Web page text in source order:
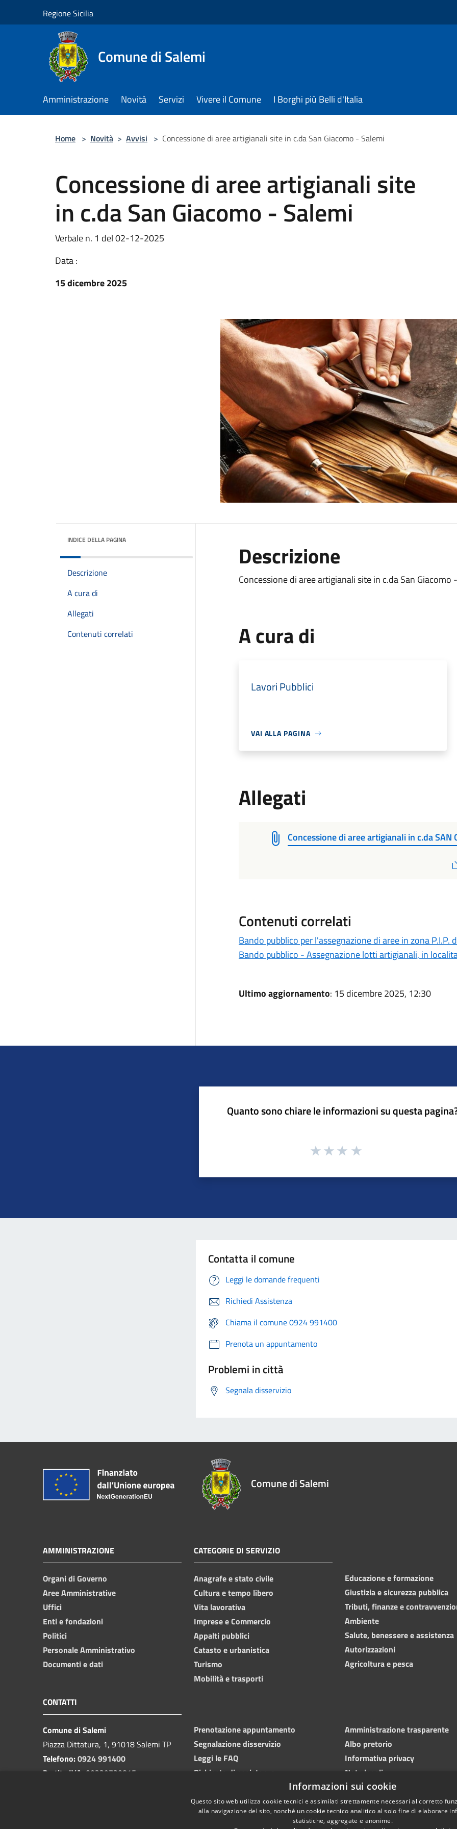
Regione Sicilia
Comune di Salemi
Amministrazione Novità Servizi Vivere il Comune I Borghi più Belli d'Italia
Home > Novità > Avvisi > Concessione di aree artigianali site in c.da San Giacomo - Salemi
Concessione di aree artigianali site
in c.da San Giacomo - Salemi
Verbale n. 1 del 02-12-2025
Data :
15 dicembre 2025
INDICE DELLA PAGINA
Descrizione
A cura di
Allegati
Contenuti correlati
Descrizione
Concessione di aree artigianali site in c.da San Giacomo
A cura di
Lavori Pubblici
VAI ALLA PAGINA
Allegati
Concessione di aree artigianali in c.da SAN
Contenuti correlati
Bando pubblico per l'assegnazione di aree in zona P.I.P.
Bando pubblico - Assegnazione lotti artigianali, in
Ultimo aggiornamento: 15 dicembre 2025, 12:30
Quanto sono chiare le informazioni su questa
Contatta il comune
Leggi le domande frequenti
Richiedi Assistenza
Chiama il comune 0924 991400
Prenota un appuntamento
Problemi in città
Segnala disservizio
Comune di Salemi
AMMINISTRAZIONE
Organi di Governo
Aree Amministrative
Uffici
Enti e fondazioni
Politici
Personale Amministrativo
Documenti e dati
CATEGORIE DI SERVIZIO
Anagrafe e stato civile
Cultura e tempo libero
Vita lavorativa
Imprese e Commercio
Appalti pubblici
Catasto e urbanistica
Turismo
Mobilità e trasporti
Educazione e formazione
Giustizia e sicurezza pubblica
Tributi, finanze e
Ambiente
Salute, benessere e assistenza
Autorizzazioni
Agricoltura e pesca
CONTATTI
Comune di Salemi
Piazza Dittatura, 1, 91018 Salemi TP
Telefono:0924 991400
Partita IVA: 00239730815
Prenotazione appuntamento
Segnalazione disservizio
Leggi le FAQ
Richiesta di assistenza
Amministrazione trasparente
Albo pretorio
Informativa privacy
Note legali
Dichiarazione di accessibilità
Informazioni sui cookie
Questo sito web utilizza cookie tecnici e assimilati strettamente necessari al corretto
alla navigazione del sito, nonché un cookie tecnico analitico al solo fine di elaborare
statistiche, aggregate e anonime.